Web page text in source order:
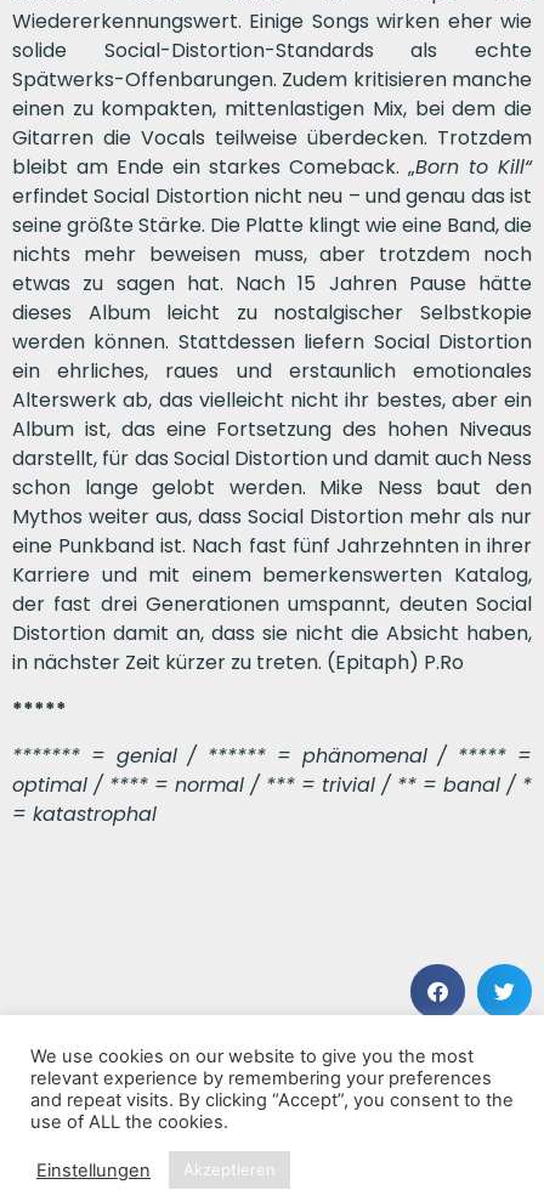
Wiedererkennungswert. Einige Songs wirken eher wie
solide Social-Distortion-Standards als echte
Spätwerks-Offenbarungen. Zudem kritisieren manche
einen zu kompakten, mittenlastigen Mix, bei dem die
Gitarren die Vocals teilweise überdecken. Trotzdem
bleibt am Ende ein starkes Comeback. „Born to Kill“
erfindet Social Distortion nicht neu – und genau das ist
seine größte Stärke. Die Platte klingt wie eine Band, die
nichts mehr beweisen muss, aber trotzdem noch
etwas zu sagen hat. Nach 15 Jahren Pause hätte
dieses Album leicht zu nostalgischer Selbstkopie
werden können. Stattdessen liefern Social Distortion
ein ehrliches, raues und erstaunlich emotionales
Alterswerk ab, das vielleicht nicht ihr bestes, aber ein
Album ist, das eine Fortsetzung des hohen Niveaus
darstellt, für das Social Distortion und damit auch Ness
schon lange gelobt werden. Mike Ness baut den
Mythos weiter aus, dass Social Distortion mehr als nur
eine Punkband ist. Nach fast fünf Jahrzehnten in ihrer
Karriere und mit einem bemerkenswerten Katalog,
der fast drei Generationen umspannt, deuten Social
Distortion damit an, dass sie nicht die Absicht haben,
in nächster Zeit kürzer zu treten. (Epitaph) P.Ro
*****
******* = genial / ****** = phänomenal / ***** =
optimal / **** = normal / *** = trivial / ** = banal / *
= katastrophal
VORHERIGER BEITRAG
Ruin Everything
NÄCHSTER BEITRAG
Landscapes of Eternity
We use cookies on our website to give you the most
relevant experience by remembering your preferences
and repeat visits. By clicking “Accept”, you consent to the
use of ALL the cookies.
Einstellungen Akzeptieren